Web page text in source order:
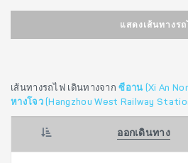
แสดงเส้นทางรถ
เส้นทางรถไฟ เดินทางจากซีอาน (Xi An
หางโจว (Hangzhou West Railway
ออกเดินทาง